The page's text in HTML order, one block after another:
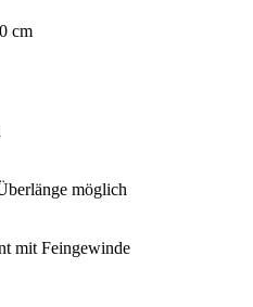
cm
möglich
mit Feingewinde